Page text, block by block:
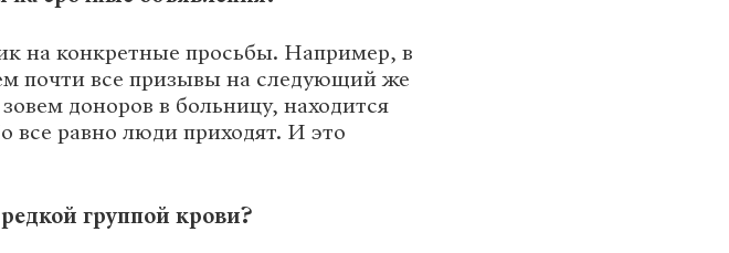
на конкретные просьбы. Например, в
почти все призывы на следующий же
доноров в больницу, находится
равно люди приходят. И это
группой крови?